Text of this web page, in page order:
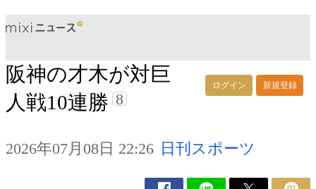
ログイン 新規登録
阪神の才木が対巨
人戦10連勝 8
2026年07月08日 22:26 日刊スポーツ